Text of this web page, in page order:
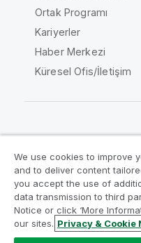
Ortak Programı
Kariyerler
Haber Merkezi
Küresel Ofis/İletişim
Yasal sözleşmeler
Legal Policies
Kullanım koşulları
Do Not Share My Info
We use cookies to improve
and to deliver content
you accept the use of
data transmission to third
Notice or click ‘More
our sites. Privacy & Cookie